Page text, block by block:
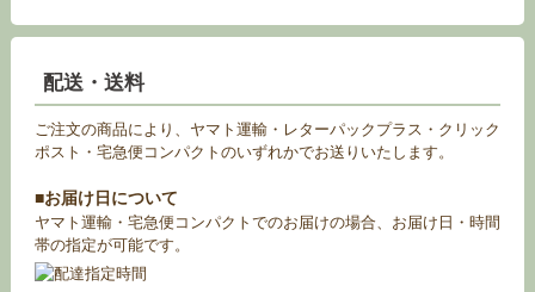
配送・送料
ご注文の商品により、ヤマト運輸・レターパックプラス・クリック
ポスト・宅急便コンパクトのいずれかでお送りいたします。
■お届け日について
ヤマト運輸・宅急便コンパクトでのお届けの場合、お届け日・時間
帯の指定が可能です。